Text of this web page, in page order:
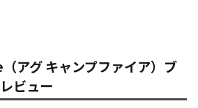
アグ キャンプファイア）ブ
ビュー